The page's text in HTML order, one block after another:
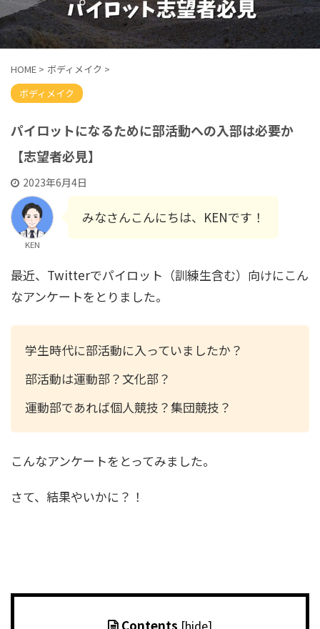
HOME > ボディメイク >
ボディメイク
パイロットになるために部活動への入部は必要か
【志望者必見】
2023年6月4日
KEN
みなさんこんにちは、KENです！
最近、Twitterでパイロット（訓練生含む）向けにこん
なアンケートをとりました。
学生時代に部活動に入っていましたか？
部活動は運動部？文化部？
運動部であれば個人競技？集団競技？
こんなアンケートをとってみました。
さて、結果やいかに？！
Contents [hide]